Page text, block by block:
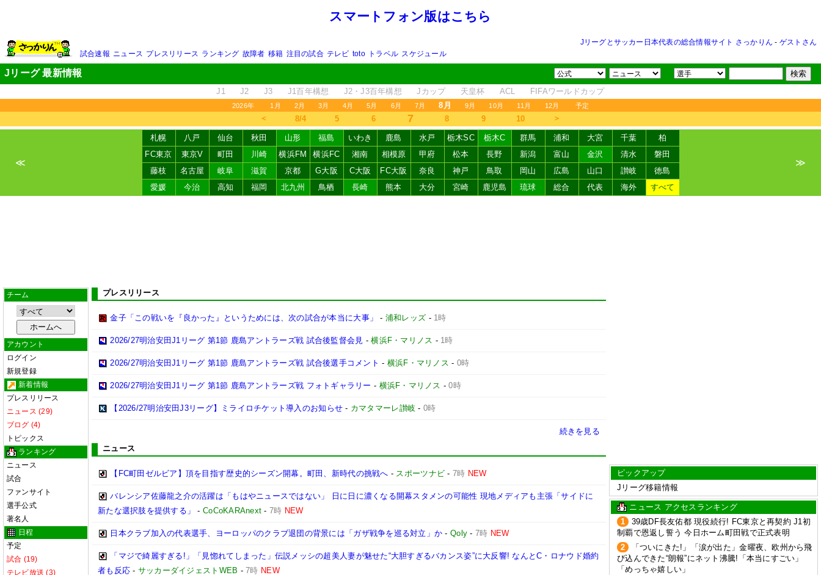
スマートフォン版はこちら
Jリーグとサッカー日本代表の総合情報サイト さっかりん - ゲストさん
試合速報 ニュース プレスリリース ランキング 故障者 移籍 注目の試合 テレビ toto トラベル スケジュール
Jリーグ 最新情報
J1 J2 J3 J1百年構想 J2・J3百年構想 Jカップ 天皇杯 ACL FIFAワールドカップ
2026年 1月 2月 3月 4月 5月 6月 7月 8月 9月 10月 11月 12月 予定
＜ 8/4 5 6 7 8 9 10 ＞
≪
札幌 八戸 仙台 秋田 山形 福島 いわき 鹿島 水戸 栃木SC 栃木C 群馬 浦和 大宮 千葉
柏
FC東京
東京V 町田 川崎 横浜FM 横浜FC 湘南 相模原 甲府 松本 長野 新潟 富山 金沢 清水
磐田
藤枝
名古屋 岐阜 滋賀 京都 G大阪 C大阪 FC大阪 奈良 神戸 鳥取 岡山 広島 山口 讃岐
徳島
愛媛
今治 高知 福岡 北九州 鳥栖 長崎 熊本 大分 宮崎 鹿児島 琉球 総合 代表 海外 すべて
≫
チーム
アカウント
ログイン
新規登録
新着情報
プレスリリース
ニュース (29)
ブログ (4)
トピックス
ランキング
ニュース
試合
ファンサイト
選手公式
著名人
日程
予定
試合 (19)
テレビ放送 (3)
プレスリリース
金子「この戦いを『良かった』というためには、次の試合が本当に大事」 - 浦和レッズ - 1時
2026/27明治安田J1リーグ 第1節 鹿島アントラーズ戦 試合後監督会見 -横浜F・マリノス - 1時
2026/27明治安田J1リーグ 第1節 鹿島アントラーズ戦 試合後選手コメント - 横浜F・マリノス - 0時
2026/27明治安田J1リーグ 第1節 鹿島アントラーズ戦 フォトギャラリー - 横浜F・マリノス -0時
【2026/27明治安田J3リーグ】ミライロチケット導入のお知らせ - カマタマーレ讃岐 - 0時
続きを見る
ニュース
【FC町田ゼルビア】頂を目指す歴史的シーズン開幕。町田、新時代の挑戦へ - スポーツナビ - 7時 NEW
バレンシア佐藤龍之介の活躍は「もはやニュースではない」 日に日に濃くなる開幕スタメンの可能性 現地メディアも主張「サイドに
新たな選択肢を提供する」
-CoCoKARAnext -7時 NEW
日本クラブ加入の代表選手、ヨーロッパのクラブ退団の背景には「ガザ戦争を巡る対立」か -Qoly - 7時 NEW
「マジで綺麗すぎる!」「見惚れてしまった」伝説メッシの超美人妻が魅せた“大胆すぎるバカンス姿”に大反響! なんとC・ロナウド婚約
者も反応 - サッカーダイジェストWEB -7時 NEW
ピックアップ
Jリーグ移籍情報
ニュース アクセスランキング
1
39歳DF長友佑都 現役続行! FC東京と再契約 J1初
制覇で恩返し誓う 今日ホーム町田戦で正式表明
2
「ついにきた!」「涙が出た」金曜夜、欧州から飛
び込んできた“朗報”にネット沸騰!「本当にすごい」
「めっちゃ嬉しい」